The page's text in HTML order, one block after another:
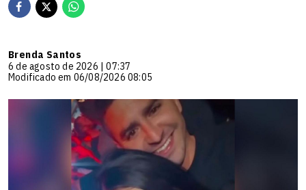
Brenda Santos
6 de agosto de 2026 | 07:37
Modificado em 06/08/2026 08:05